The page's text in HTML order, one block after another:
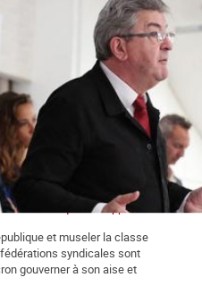
front unique des appareils !
et museler la classe
syndicales sont
gouverner à son aise et